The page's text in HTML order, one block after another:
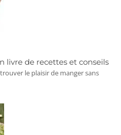
livre de recettes et conseils
le plaisir de manger sans